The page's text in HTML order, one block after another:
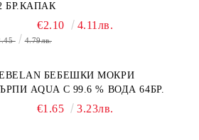
БР.КАПАК
€2.10 4.11лв.
4.79лв.
БЕБЕШКИ МОКРИ
КЪРПИ AQUA С 99.6 % ВОДА 64БР.
€1.65 3.23лв.